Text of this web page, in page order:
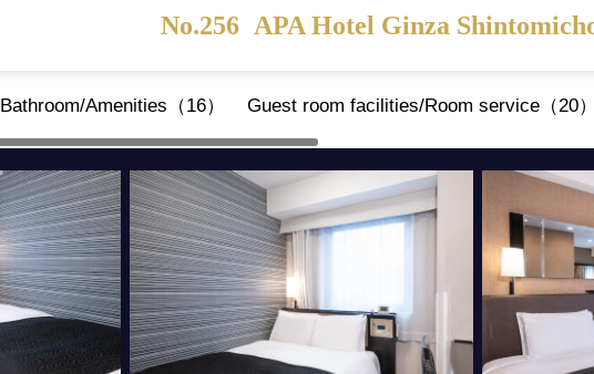
No.256 APA Hotel Ginza
Bathroom/Amenities（16） Guest room facilities/Room service（20）